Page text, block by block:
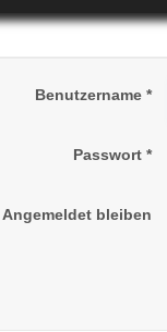
Benutzername *
Passwort *
Angemeldet bleiben